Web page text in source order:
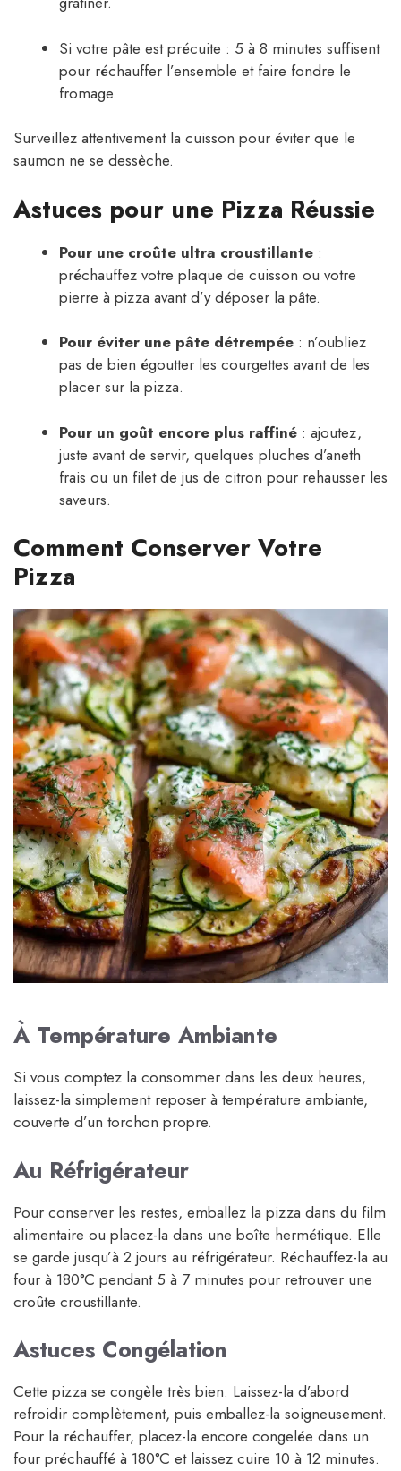
Si votre pâte est précuite : 5 à 8 minutes suffisent
pour réchauffer l’ensemble et faire fondre le
fromage.
Surveillez attentivement la cuisson pour éviter que le
saumon ne se dessèche.
Astuces pour une Pizza Réussie
Pour une croûte ultra croustillante :
préchauffez votre plaque de cuisson ou votre
pierre à pizza avant d’y déposer la pâte.
Pour éviter une pâte détrempée : n’oubliez
pas de bien égoutter les courgettes avant de les
placer sur la pizza.
Pour un goût encore plus raffiné : ajoutez,
juste avant de servir, quelques pluches d’aneth
frais ou un filet de jus de citron pour rehausser les
saveurs.
Comment Conserver Votre
Pizza
À Température Ambiante
Si vous comptez la consommer dans les deux heures,
laissez-la simplement reposer à température ambiante,
couverte d’un torchon propre.
Au Réfrigérateur
Pour conserver les restes, emballez la pizza dans du film
alimentaire ou placez-la dans une boîte hermétique. Elle
se garde jusqu’à 2 jours au réfrigérateur. Réchauffez-la au
four à 180°C pendant 5 à 7 minutes pour retrouver une
croûte croustillante.
Astuces Congélation
Cette pizza se congèle très bien. Laissez-la d’abord
refroidir complètement, puis emballez-la soigneusement.
Pour la réchauffer, placez-la encore congelée dans un
four préchauffé à 180°C et laissez cuire 10 à 12 minutes.